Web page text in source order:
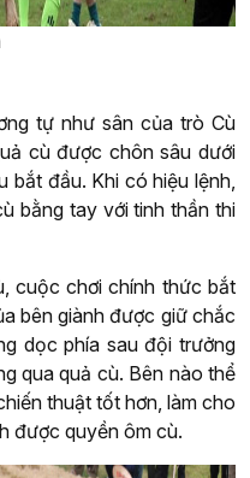
tự như sân của trò Cù
cù được chôn sâu dưới
bắt đầu. Khi có hiệu lệnh,
bằng tay với tinh thần thi
cuộc chơi chính thức bắt
bên giành được giữ chắc
dọc phía sau đội trưởng
qua quả cù. Bên nào thể
thuật tốt hơn, làm cho
được quyền ôm cù.